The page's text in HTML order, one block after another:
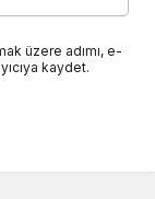
üzere adımı, e-
kaydet.